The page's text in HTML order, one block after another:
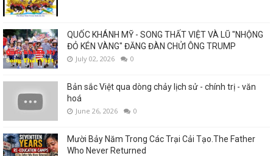
QUỐC KHÁNH MỸ - SONG THẤT VIỆT VÀ LŨ "NHỘNG
ĐỎ KÉN VÀNG" ĐĂNG ĐÀN CHỬI ÔNG TRUMP
July 02, 2026 0
Bản sắc Việt qua dòng chảy lịch sử - chính trị - văn
hoá
June 26, 2026 0
Mười Bảy Năm Trong Các Trại Cải Tạo.The Father
Who Never Returned